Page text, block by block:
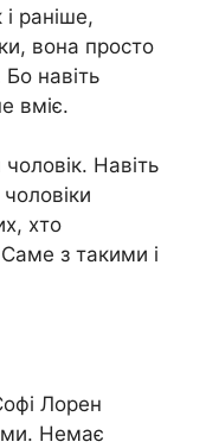
раніше,
вона просто
навіть
вміє.
чоловік. Навіть
хто
з такими і
Лорен
Немає